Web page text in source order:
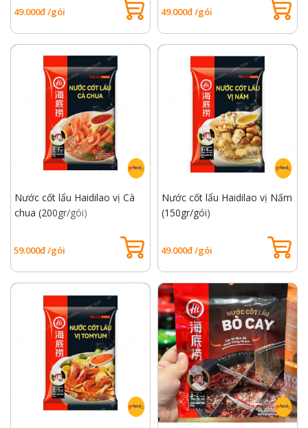
49.000đ /gói 49.000đ /gói
Nước cốt lẩu Haidilao vị Cà
chua (200gr/gói)
59.000đ /gói
Nước cốt lẩu Haidilao vị Nấm
(150gr/gói)
49.000đ /gói